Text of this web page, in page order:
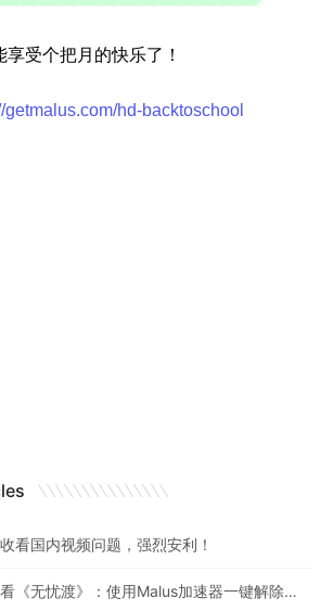
受个把月的快乐了！
getmalus.com/hd-backtoschool
看国内视频问题，强烈安利！
海外如何上爱奇艺看《无忧渡》：使用Malus加速器一键解除地域限制